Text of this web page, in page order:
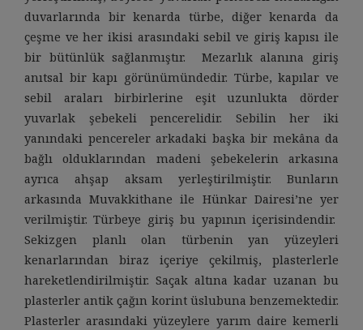
duvarlarında bir kenarda türbe, diğer kenarda da
çeşme ve her ikisi arasındaki sebil ve giriş kapısı ile
bir bütünlük sağlanmıştır. Mezarlık alanına giriş
anıtsal bir kapı görünümündedir. Türbe, kapılar ve
sebil araları birbirlerine eşit uzunlukta dörder
yuvarlak şebekeli pencerelidir. Sebilin her iki
yanındaki pencereler arkadaki başka bir mekâna da
bağlı olduklarından madeni şebekelerin arkasına
ayrıca ahşap aksam yerleştirilmiştir. Bunların
arkasında Muvakkithane ile Hünkar Dairesi’ne yer
verilmiştir. Türbeye giriş bu yapının içerisindendir.
Sekizgen planlı olan türbenin yan yüzeyleri
kenarlarından biraz içeriye çekilmiş, plasterlerle
hareketlendirilmiştir. Saçak altına kadar uzanan bu
plasterler antik çağın korint üslubuna benzemektedir.
Plasterler arasındaki yüzeylere yarım daire kemerli